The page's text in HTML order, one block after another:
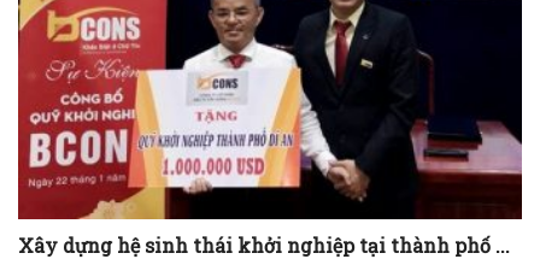
Xây dựng hệ sinh thái khởi nghiệp tại thành phố ...